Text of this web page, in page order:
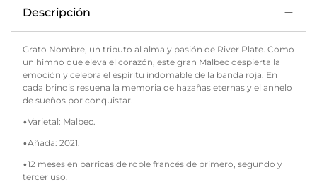
Descripción
Grato Nombre, un tributo al alma y pasión de River Plate. Como
un himno que eleva el corazón, este gran Malbec despierta la
emoción y celebra el espíritu indomable de la banda roja. En
cada brindis resuena la memoria de hazañas eternas y el anhelo
de sueños por conquistar.
•Varietal: Malbec.
•Añada: 2021.
•12 meses en barricas de roble francés de primero, segundo y
tercer uso.